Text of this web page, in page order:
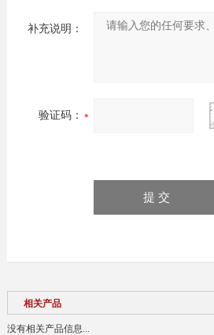
补充说明：
验证码：
相关产品
没有相关产品信息...